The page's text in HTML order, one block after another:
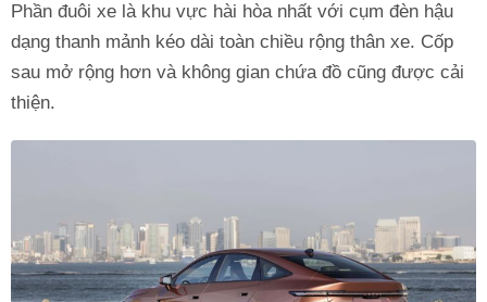
Phần đuôi xe là khu vực hài hòa nhất với cụm đèn hậu
dạng thanh mảnh kéo dài toàn chiều rộng thân xe. Cốp
sau mở rộng hơn và không gian chứa đồ cũng được cải
thiện.